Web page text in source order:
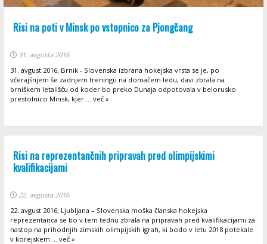
Risi na poti v Minsk po vstopnico za Pjongčang
31. avgusta 2016
31. avgust 2016, Brnik - Slovenska izbrana hokejska vrsta se je, po
včerajšnjem še zadnjem treningu na domačem ledu, davi zbrala na
brniškem letališču od koder bo preko Dunaja odpotovala v belorusko
prestolnico Minsk, kjer ... več »
Risi na reprezentančnih pripravah pred olimpijskimi
kvalifikacijami
22. avgusta 2016
22. avgust 2016, Ljubljana – Slovenska moška članska hokejska
reprezentanca se bo v tem tednu zbrala na pripravah pred kvalifikacijami za
nastop na prihodnjih zimskih olimpijskih igrah, ki bodo v letu 2018 potekale
v korejskem ... več »